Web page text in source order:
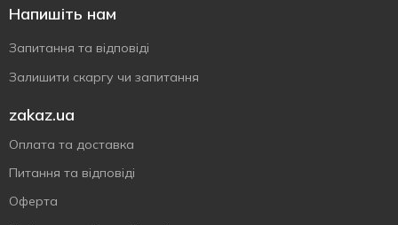
Напишіть нам
Запитання та відповіді
Залишити скаргу чи запитання
zakaz.ua
Оплата та доставка
Питання та відповіді
Оферта